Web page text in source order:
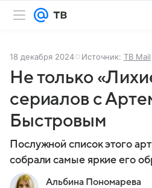
18 декабря 2024 Источник: ТВ Mail
Не только
сериалов с
Быстровым
Послужной список этого
собрали самые яркие его
Альбина Пономарева